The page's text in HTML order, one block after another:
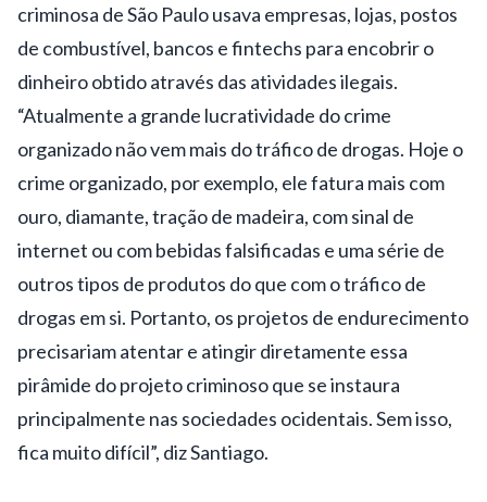
criminosa de São Paulo usava empresas, lojas, postos
de combustível, bancos e fintechs para encobrir o
dinheiro obtido através das atividades ilegais.
“Atualmente a grande lucratividade do crime
organizado não vem mais do tráfico de drogas. Hoje o
crime organizado, por exemplo, ele fatura mais com
ouro, diamante, tração de madeira, com sinal de
internet ou com bebidas falsificadas e uma série de
outros tipos de produtos do que com o tráfico de
drogas em si. Portanto, os projetos de endurecimento
precisariam atentar e atingir diretamente essa
pirâmide do projeto criminoso que se instaura
principalmente nas sociedades ocidentais. Sem isso,
fica muito difícil”, diz Santiago.